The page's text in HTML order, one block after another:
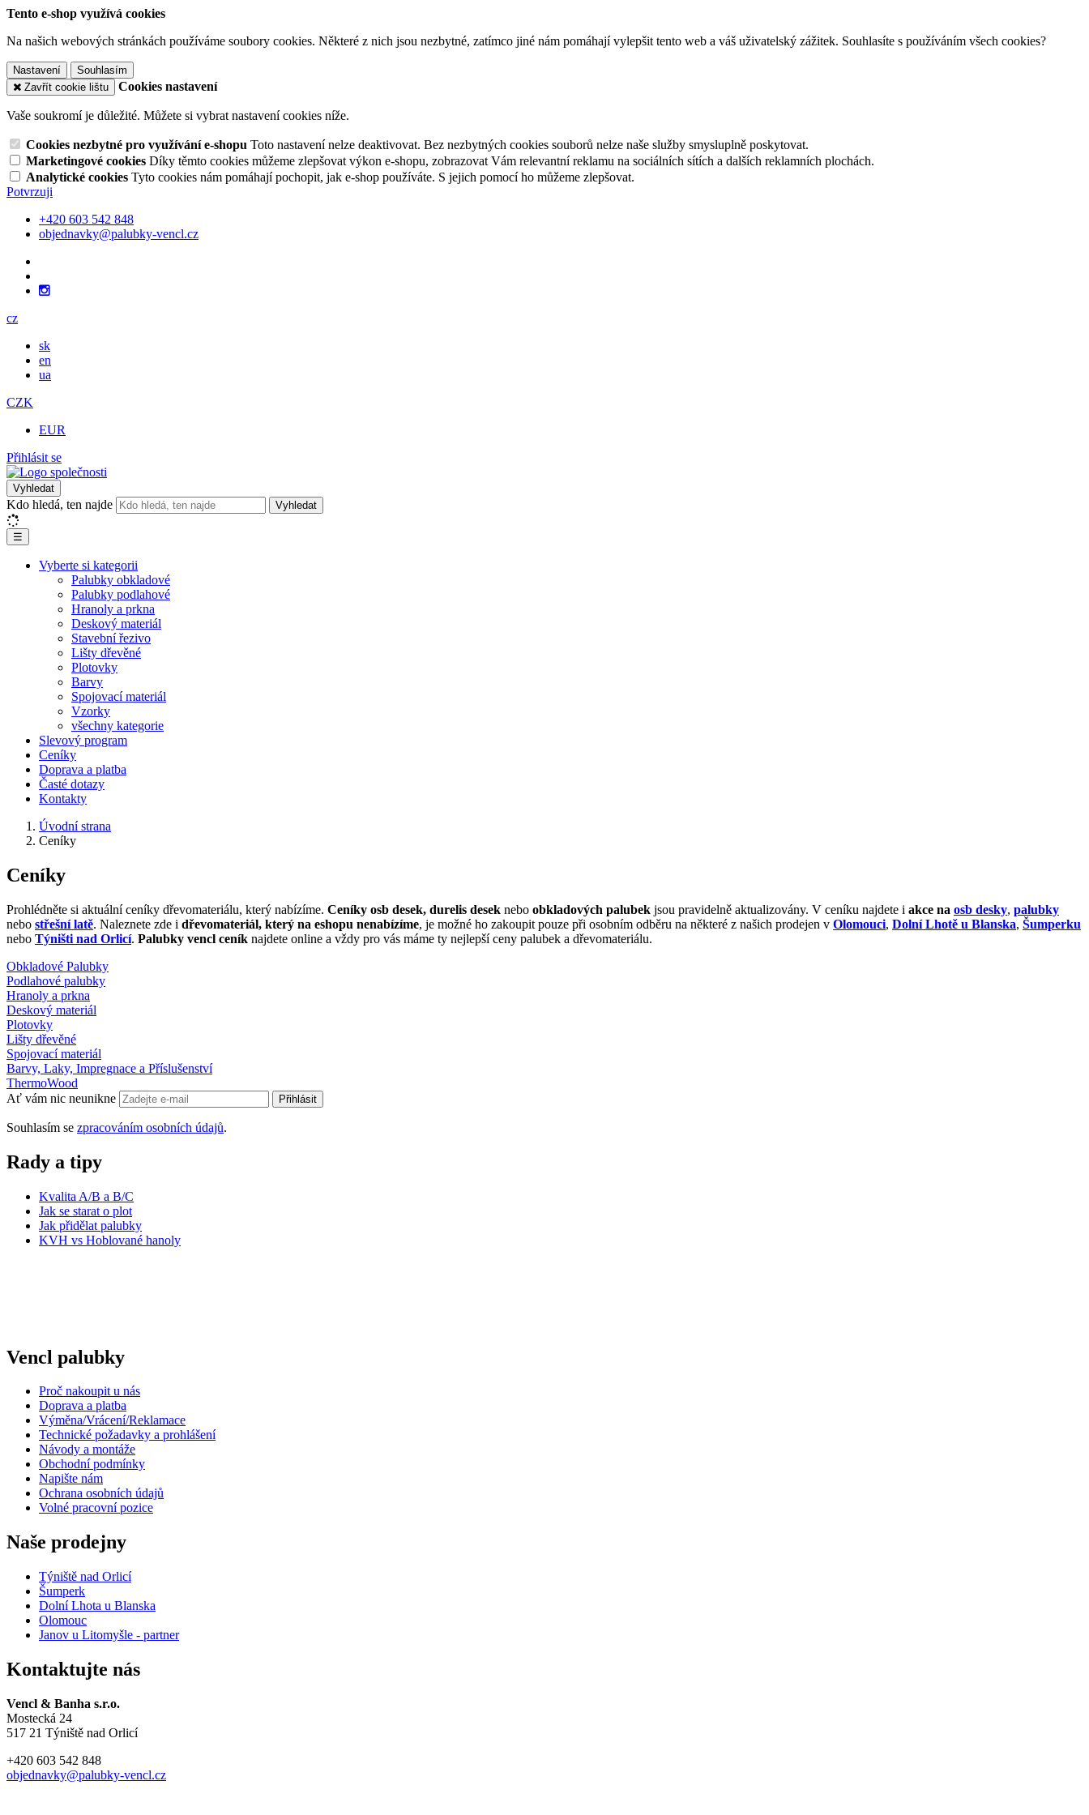
Tento e-shop využívá cookies
Na našich webových stránkách používáme soubory cookies. Některé z nich jsou nezbytné, zatímco jiné nám pomáhají vylepšit tento web a váš uživatelský zážitek. Souhlasíte s používáním všech cookies?
Nastavení
Souhlasím
Zavřít cookie lištu
Cookies nastavení
Vaše soukromí je důležité. Můžete si vybrat nastavení cookies níže.
Cookies nezbytné pro využívání e-shopu Toto nastavení nelze deaktivovat. Bez nezbytných cookies souborů nelze naše služby smysluplně poskytovat.
Marketingové cookies Díky těmto cookies můžeme zlepšovat výkon e-shopu, zobrazovat Vám relevantní reklamu na sociálních sítích a dalších reklamních plochách.
Analytické cookies Tyto cookies nám pomáhají pochopit, jak e-shop používáte. S jejich pomocí ho můžeme zlepšovat.
Potvrzuji
+420 603 542 848
objednavky@palubky-vencl.cz
cz
sk
en
ua
CZK
EUR
Přihlásit se
Vyhledat
Kdo hledá, ten najde Vyhledat
☰
Vyberte si kategorii
Palubky obkladové
Palubky podlahové
Hranoly a prkna
Deskový materiál
Stavební řezivo
Lišty dřevěné
Plotovky
Barvy
Spojovací materiál
Vzorky
všechny kategorie
Slevový program
Ceníky
Doprava a platba
Časté dotazy
Kontakty
Úvodní strana
Ceníky
Ceníky
Prohlédněte si aktuální ceníky dřevomateriálu, který nabízíme. Ceníky osb desek, durelis desek nebo obkladových palubek jsou pravidelně aktualizovány. V ceníku najdete i akce na osb desky, palubky
nebo střešní latě. Naleznete zde i dřevomateriál, který na eshopu nenabízíme, je možné ho zakoupit pouze při osobním odběru na některé z našich prodejen v Olomouci, Dolní Lhotě u Blanska, Šumperku
nebo Týništi nad Orlicí. Palubky vencl ceník najdete online a vždy pro vás máme ty nejlepší ceny palubek a dřevomateriálu.
Obkladové Palubky
Podlahové palubky
Hranoly a prkna
Deskový materiál
Plotovky
Lišty dřevěné
Spojovací materiál
Barvy, Laky, Impregnace a Příslušenství
ThermoWood
Ať vám nic neunikne
Přihlásit
Souhlasím se zpracováním osobních údajů.
Rady a tipy
Kvalita A/B a B/C
Jak se starat o plot
Jak přidělat palubky
KVH vs Hoblované hanoly
Vencl palubky
Proč nakoupit u nás
Doprava a platba
Výměna/Vrácení/Reklamace
Technické požadavky a prohlášení
Návody a montáže
Obchodní podmínky
Napište nám
Ochrana osobních údajů
Volné pracovní pozice
Naše prodejny
Týniště nad Orlicí
Šumperk
Dolní Lhota u Blanska
Olomouc
Janov u Litomyšle - partner
Kontaktujte nás
Vencl & Banha s.r.o.
Mostecká 24
517 21 Týniště nad Orlicí
+420 603 542 848
objednavky@palubky-vencl.cz